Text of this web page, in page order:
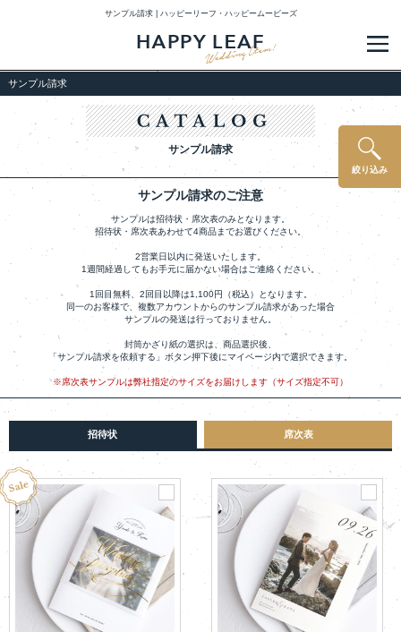
サンプル請求 | ハッピーリーフ・ハッピームービーズ
メ
サンプル請求
サンプル請求
絞り込み
サンプル請求のご注意
サンプルは招待状・席次表のみとなります。
招待状・席次表あわせて4商品までお選びください。
2営業日以内に発送いたします。
1週間経過してもお手元に届かない場合はご連絡ください。
1回目無料、2回目以降は1,100円（税込）となります。
同一のお客様で、複数アカウントからのサンプル請求があった場合
サンプルの発送は行っておりません。
封筒かざり紙の選択は、商品選択後、
「サンプル請求を依頼する」ボタン押下後にマイページ内で選択できます。
※席次表サンプルは弊社指定のサイズをお届けします（サイズ指定不可）
招待状 席次表